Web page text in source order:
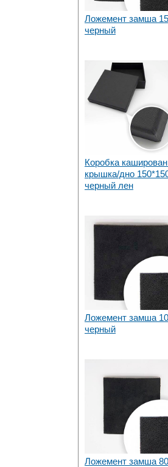
Ложемент замша
черный
Коробка
крышка/дно
черный лен
Ложемент замша
черный
Ложемент замша